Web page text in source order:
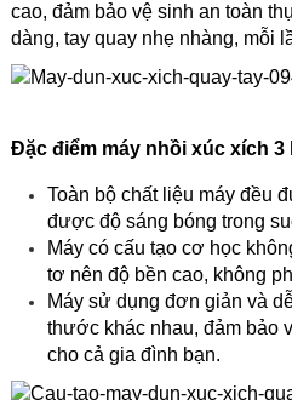
cao, đảm bảo vệ sinh an toàn
dàng, tay quay nhẹ nhàng, mỗi
Đặc điểm máy nhồi xúc xích 3
Toàn bộ chất liệu máy đều
được độ sáng bóng trong
Máy có cấu tạo cơ học
tơ nên độ bền cao, không
Máy sử dụng đơn giản và
thước khác nhau, đảm bảo
cho cả gia đình bạn.